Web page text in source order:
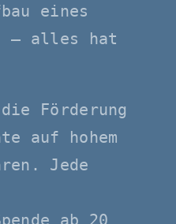
eines
– alles hat
Förderung
auf hohem
Jede
ab 20